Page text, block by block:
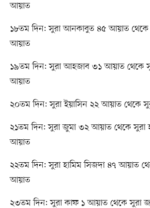
আয়াত
১৮তম দিন: সুরা আনকাবুত ৪৫ আয়াত
আয়াত
১৯তম দিন: সুরা আহজাব ৩১ আয়াত থেকে
আয়াত
২০তম দিন: সুরা ইয়াসিন ২২ আয়াত থেকে
২১তম দিন: সুরা জুমা ৩২ আয়াত থেকে সুরা
আয়াত
২২তম দিন: সুরা হামিম সিজদা ৪৭ আয়াত
আয়াত
২৩তম দিন: সুরা কাফ ১ আয়াত থেকে সুরা